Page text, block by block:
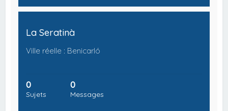
La Seratinà
Ville réelle : Benicarló
0
Sujets
0
Messages